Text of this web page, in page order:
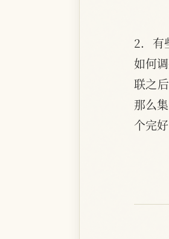
2．有
如何
联之
那么
个完